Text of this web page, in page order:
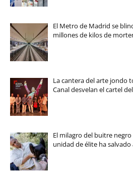
El Metro de Madrid se
millones de kilos de
La cantera del arte jondo
Canal desvelan el cartel
El milagro del buitre
unidad de élite ha